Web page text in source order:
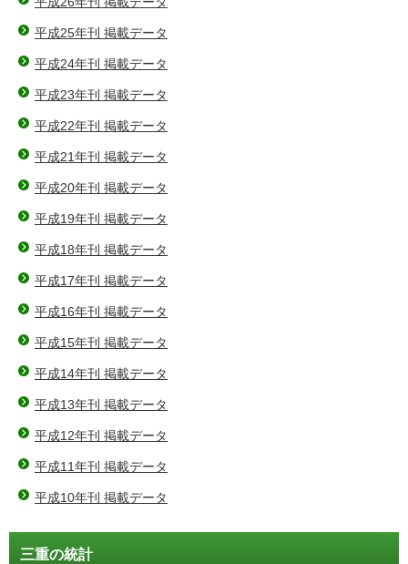
平成25年刊 掲載データ
平成24年刊 掲載データ
平成23年刊 掲載データ
平成22年刊 掲載データ
平成21年刊 掲載データ
平成20年刊 掲載データ
平成19年刊 掲載データ
平成18年刊 掲載データ
平成17年刊 掲載データ
平成16年刊 掲載データ
平成15年刊 掲載データ
平成14年刊 掲載データ
平成13年刊 掲載データ
平成12年刊 掲載データ
平成11年刊 掲載データ
平成10年刊 掲載データ
三重の統計